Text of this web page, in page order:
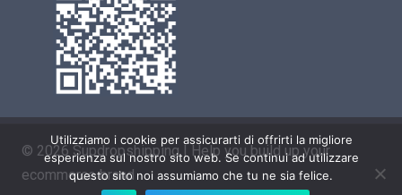
© 2026 Supdropshipping | Help you build up your
ecommerce brand
Utilizziamo i cookie per assicurarti di offrirti la migliore
esperienza sul nostro sito web. Se continui ad utilizzare
questo sito noi assumiamo che tu ne sia felice.